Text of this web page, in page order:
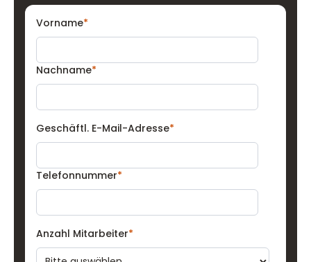
Vorname*
Nachname*
Geschäftl. E-Mail-Adresse*
Telefonnummer*
Anzahl Mitarbeiter*